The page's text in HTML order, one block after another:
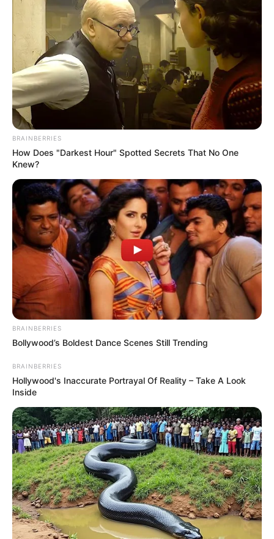
ΑΓΙΟΣ ΑΝΔΡΕΑΣ
ΤΑΥΤΟΤΗΤΑ ΚΑΙ ΕΠΙΚΟΙΝΩΝΙΑ ΟΡΟΙ ΧΡΗΣΗΣ
BRAINBERRIES
How Does "Darkest Hour" Spotted Secrets That No One
Knew?
BRAINBERRIES
Bollywood’s Boldest Dance Scenes Still Trending
BRAINBERRIES
Hollywood's Inaccurate Portrayal Of Reality – Take A Look
Inside